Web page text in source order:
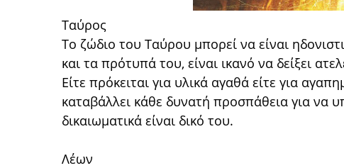
Ταύρος
Το ζώδιο του Ταύρου μπορεί να είναι
και τα πρότυπά του, είναι ικανό να δείξει
Είτε πρόκειται για υλικά αγαθά είτε για
καταβάλλει κάθε δυνατή προσπάθεια για να
δικαιωματικά είναι δικό του.
Λέων